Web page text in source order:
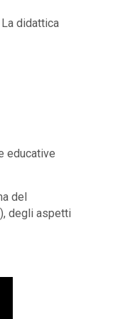
didattica
educative
del
degli aspetti